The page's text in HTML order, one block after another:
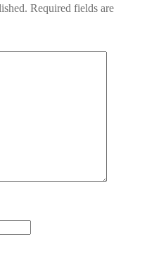
Required fields are